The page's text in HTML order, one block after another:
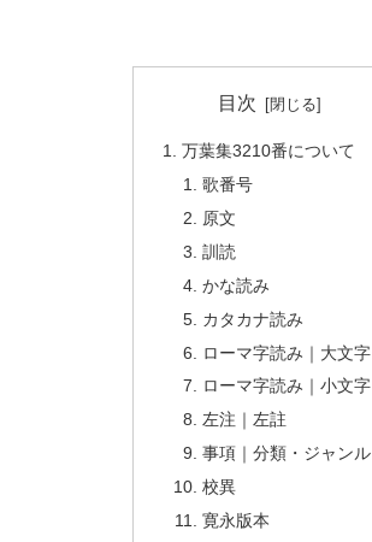
目次
万葉集3210番について
歌番号
原文
訓読
かな読み
カタカナ読み
ローマ字読み｜大文字
ローマ字読み｜小文字
左注｜左註
事項｜分類・ジャンル
校異
寛永版本